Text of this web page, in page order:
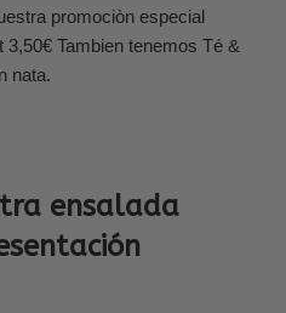
promociòn especial
Tambien tenemos Té &
nata.
ensalada